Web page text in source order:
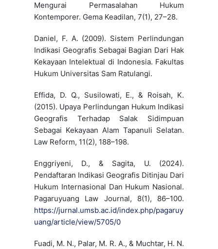
Mengurai Permasalahan Hukum
Kontemporer. Gema Keadilan, 7(1), 27–28.
Daniel, F. A. (2009). Sistem Perlindungan
Indikasi Geografis Sebagai Bagian Dari Hak
Kekayaan Intelektual di Indonesia. Fakultas
Hukum Universitas Sam Ratulangi.
Effida, D. Q., Susilowati, E., & Roisah, K.
(2015). Upaya Perlindungan Hukum Indikasi
Geografis Terhadap Salak Sidimpuan
Sebagai Kekayaan Alam Tapanuli Selatan.
Law Reform, 11(2), 188–198.
Enggriyeni, D., & Sagita, U. (2024).
Pendaftaran Indikasi Geografis Ditinjau Dari
Hukum Internasional Dan Hukum Nasional.
Pagaruyuang Law Journal, 8(1), 86–100.
https://jurnal.umsb.ac.id/index.php/pagaruy
uang/article/view/5705/0
Fuadi, M. N., Palar, M. R. A., & Muchtar, H. N.